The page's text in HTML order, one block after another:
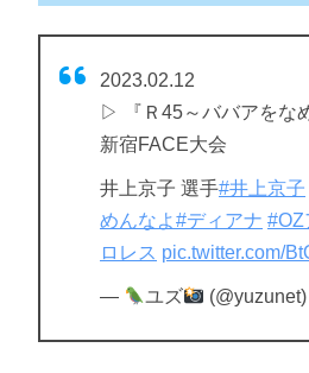
2023.02.12
▷ 『Ｒ45～ババアをな
新宿FACE大会
井上京子 選手#井上京子
めんなよ#ディアナ #OZ
ロレス pic.twitter.com/
— ユズ (@yuzunet)